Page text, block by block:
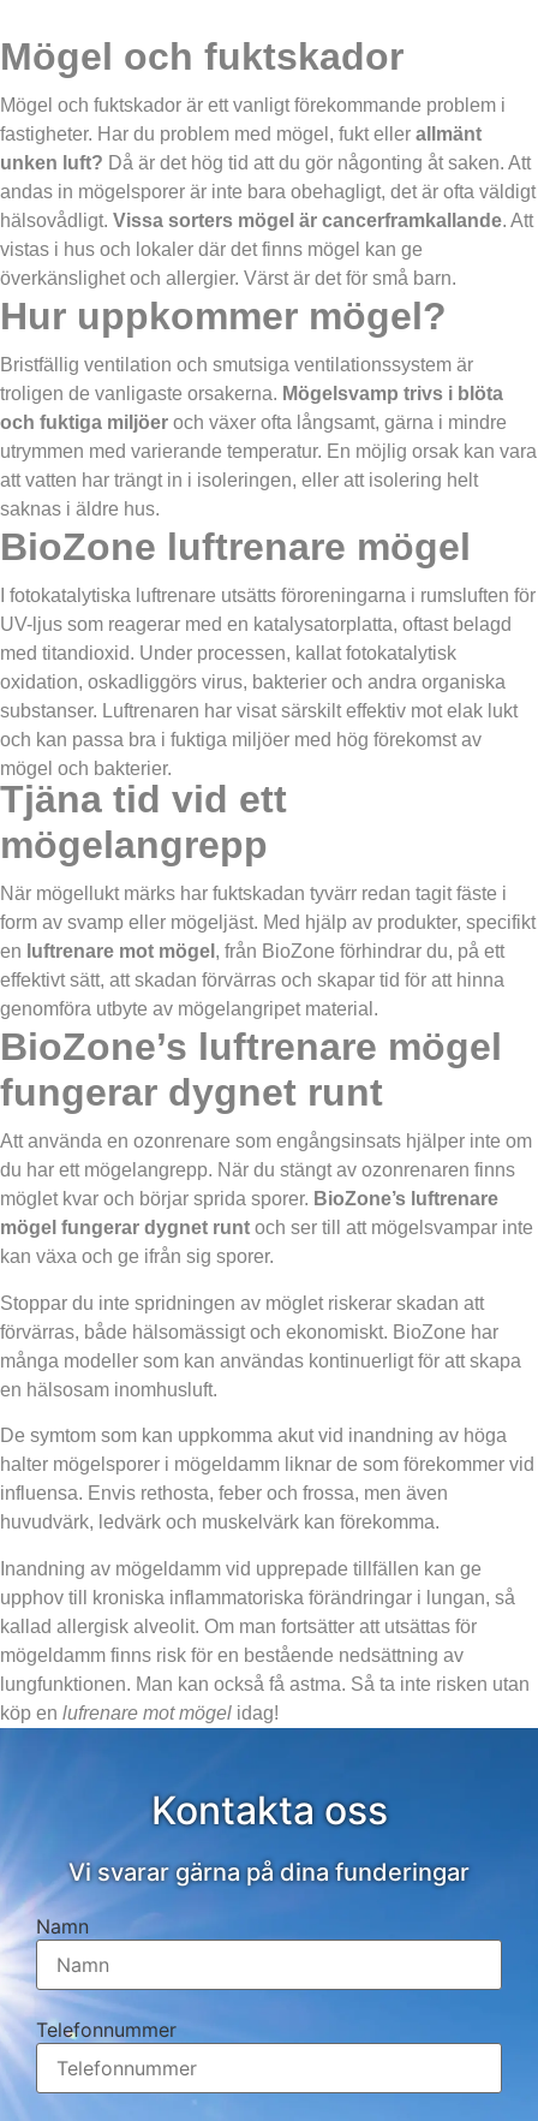
Mögel och fuktskador
Mögel och fuktskador är ett vanligt förekommande problem i
fastigheter. Har du problem med mögel, fukt eller allmänt
unken luft? Då är det hög tid att du gör någonting åt saken. Att
andas in mögelsporer är inte bara obehagligt, det är ofta väldigt
hälsovådligt. Vissa sorters mögel är cancerframkallande. Att
vistas i hus och lokaler där det finns mögel kan ge
överkänslighet och allergier. Värst är det för små barn.
Hur uppkommer mögel?
Bristfällig ventilation och smutsiga ventilationssystem är
troligen de vanligaste orsakerna. Mögelsvamp trivs i blöta
och fuktiga miljöer och växer ofta långsamt, gärna i mindre
utrymmen med varierande temperatur. En möjlig orsak kan vara
att vatten har trängt in i isoleringen, eller att isolering helt
saknas i äldre hus.
BioZone luftrenare mögel
I fotokatalytiska luftrenare utsätts föroreningarna i rumsluften för
UV-ljus som reagerar med en katalysatorplatta, oftast belagd
med titandioxid. Under processen, kallat fotokatalytisk
oxidation, oskadliggörs virus, bakterier och andra organiska
substanser. Luftrenaren har visat särskilt effektiv mot elak lukt
och kan passa bra i fuktiga miljöer med hög förekomst av
mögel och bakterier.
Tjäna tid vid ett
mögelangrepp
När mögellukt märks har fuktskadan tyvärr redan tagit fäste i
form av svamp eller mögeljäst. Med hjälp av produkter, specifikt
en luftrenare mot mögel , från BioZone förhindrar du, på ett
effektivt sätt, att skadan förvärras och skapar tid för att hinna
genomföra utbyte av mögelangripet material.
BioZone’s luftrenare mögel
fungerar dygnet runt
Att använda en ozonrenare som engångsinsats hjälper inte om
du har ett mögelangrepp. När du stängt av ozonrenaren finns
möglet kvar och börjar sprida sporer. BioZone’s luftrenare
mögel fungerar dygnet runt och ser till att mögelsvampar inte
kan växa och ge ifrån sig sporer.
Stoppar du inte spridningen av möglet riskerar skadan att
förvärras, både hälsomässigt och ekonomiskt. BioZone har
många modeller som kan användas kontinuerligt för att skapa
en hälsosam inomhusluft.
De symtom som kan uppkomma akut vid inandning av höga
halter mögelsporer i mögeldamm liknar de som förekommer vid
influensa. Envis rethosta, feber och frossa, men även
huvudvärk, ledvärk och muskelvärk kan förekomma.
Inandning av mögeldamm vid upprepade tillfällen kan ge
upphov till kroniska inflammatoriska förändringar i lungan, så
kallad allergisk alveolit. Om man fortsätter att utsättas för
mögeldamm finns risk för en bestående nedsättning av
lungfunktionen. Man kan också få astma. Så ta inte risken utan
köp en lufrenare mot mögel idag!
Kontakta oss
Vi svarar gärna på dina funderingar
Namn
Telefonnummer